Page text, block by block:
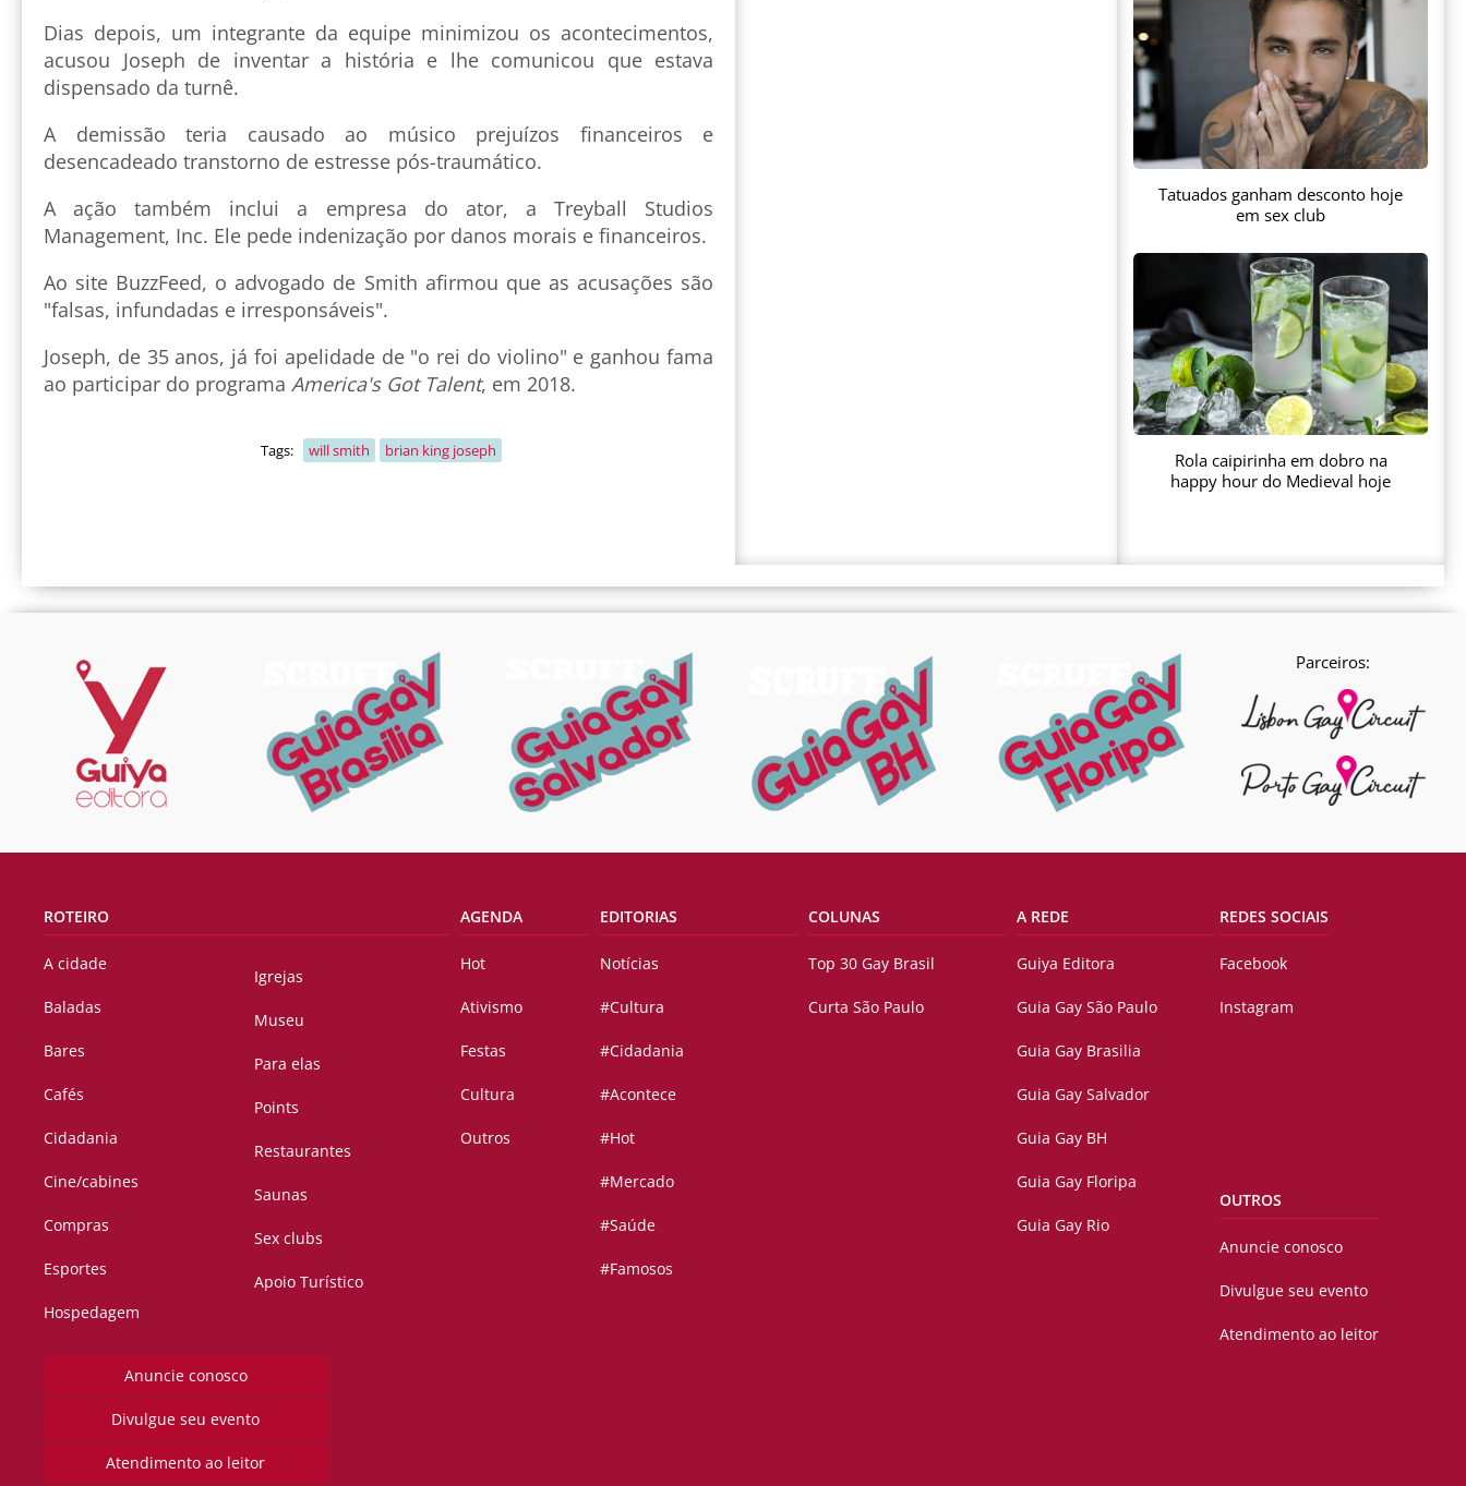
Dias depois, um integrante da equipe minimizou os acontecimentos,
acusou Joseph de inventar a história e lhe comunicou que estava
dispensado da turnê.
A demissão teria causado ao músico prejuízos financeiros e
desencadeado transtorno de estresse pós-traumático.
A ação também inclui a empresa do ator, a Treyball Studios
Management, Inc. Ele pede indenização por danos morais e financeiros.
Ao site BuzzFeed, o advogado de Smith afirmou que as acusações são
"falsas, infundadas e irresponsáveis".
Joseph, de 35 anos, já foi apelidade de "o rei do violino" e ganhou fama
ao participar do programa America's Got Talent, em 2018.
Tags: will smith brian king joseph
Tatuados ganham desconto hoje
em sex club
Rola caipirinha em dobro na
happy hour do Medieval hoje
Parceiros:
ROTEIRO
A cidade
Baladas
Bares
Cafés
Cidadania
Cine/cabines
Compras
Esportes
Hospedagem
Igrejas
Museu
Para elas
Points
Restaurantes
Saunas
Sex clubs
Apoio Turístico
Anuncie conosco
Divulgue seu evento
Atendimento ao leitor
AGENDA
Hot
Ativismo
Festas
Cultura
Outros
EDITORIAS
Notícias
#Cultura
#Cidadania
#Acontece
#Hot
#Mercado
#Saúde
#Famosos
COLUNAS
Top 30 Gay Brasil
Curta São Paulo
A REDE
Guiya Editora
Guia Gay São Paulo
Guia Gay Brasilia
Guia Gay Salvador
Guia Gay BH
Guia Gay Floripa
Guia Gay Rio
REDES SOCIAIS
Facebook
Instagram
OUTROS
Anuncie conosco
Divulgue seu evento
Atendimento ao leitor